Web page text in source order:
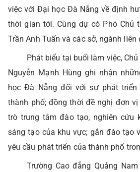
việc với Đại học Đà Nẵng về định
thời gian tới. Cùng dự có Phó Chủ
Trần Anh Tuấn và các sở, ngành liên
Phát biểu tại buổi làm việc,
Nguyễn Mạnh Hùng ghi nhận
học Đà Nẵng đối với sự phát
thành phố; đồng thời đề nghị đơn
trò trung tâm đào tạo, nghiên cứu
sáng tạo của khu vực; gắn đào tạo
yêu cầu phát triển của thành phố
Trường Cao đẳng Quảng